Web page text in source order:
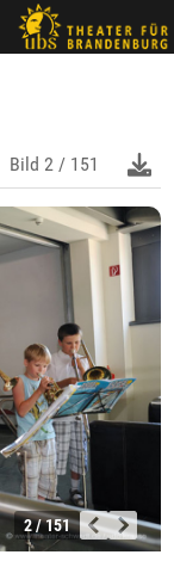
Bild 2 / 151
2 / 151